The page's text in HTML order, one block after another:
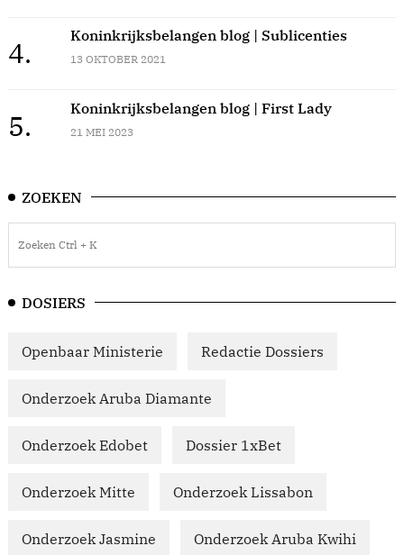
4.
Koninkrijksbelangen blog | Sublicenties
13 OKTOBER 2021
5.
Koninkrijksbelangen blog | First Lady
21 MEI 2023
ZOEKEN
DOSIERS
Openbaar Ministerie Redactie Dossiers
Onderzoek Aruba Diamante
Onderzoek Edobet Dossier 1xBet
Onderzoek Mitte Onderzoek Lissabon
Onderzoek Jasmine Onderzoek Aruba Kwihi